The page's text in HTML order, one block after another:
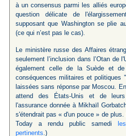
à un consensus parmi les alliés
question délicate de
supposant que Washington se plie
(ce qui n’est pas le cas).
Le ministère russe des Affaires
seulement l’inclusion dans l’Otan de
également celle de la Suède et
conséquences militaires et politiques
laissées sans réponse par Moscou.
attend des États-Unis et de
l'assurance donnée à Mikhaïl
s'étendrait pas « d'un pouce » de
Today a rendu public samedi
pertinents.)